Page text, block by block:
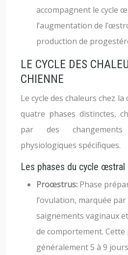
accompagnent le cycle
l’augmentation de
production de
LE CYCLE DES
CHIENNE
Le cycle des chaleurs chez
quatre phases distinctes,
par des
physiologiques spécifiques.
Les phases du cycle œstral
Proœstrus: Phase
l’ovulation, marquée
saignements vaginaux
de comportement. Cette
généralement 5 à 9